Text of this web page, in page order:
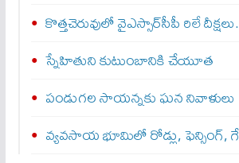
కొత్తచెరువులో వైఎస్సార్‌సీపీ రిలే
స్నేహితుని కుటుంబానికి చేయూత‌
పండుగల సాయన్నకు ఘన నివాళులు
వ్యవసాయ భూమిలో రోడ్లు, ఫెన్సింగ్‌,